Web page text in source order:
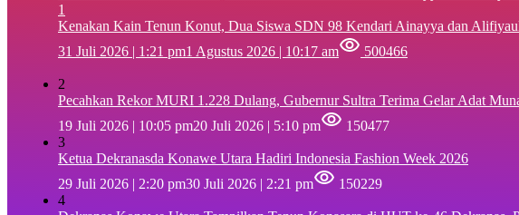
1
‎Kenakan Kain Tenun Konut, Dua Siswa SDN 98 Kendari Ainayya dan
31 Juli 2026 | 1:21 pm1 Agustus 2026 | 10:17 am 500466
2
Pecahkan Rekor MURI 1.228 Dulang, Gubernur Sultra Terima Gelar Adat
19 Juli 2026 | 10:05 pm20 Juli 2026 | 5:10 pm
150477
3
Ketua Dekranasda Konawe Utara Hadiri Indonesia Fashion Week 2026
29 Juli 2026 | 2:20 pm30 Juli 2026 | 2:21 pm
150229
4